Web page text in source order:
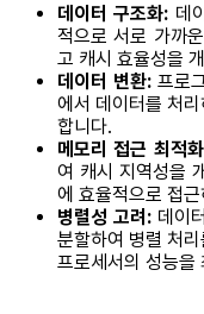
데이터 구조화: 데
적으로 서로 가까
고 캐시 효율성을
데이터 변환:프로
에서 데이터를 처
합니다.
메모리 접근 최적
여 캐시 지역성을
에 효율적으로 접
병렬성 고려:데이
분할하여 병렬 처
프로세서의 성능을